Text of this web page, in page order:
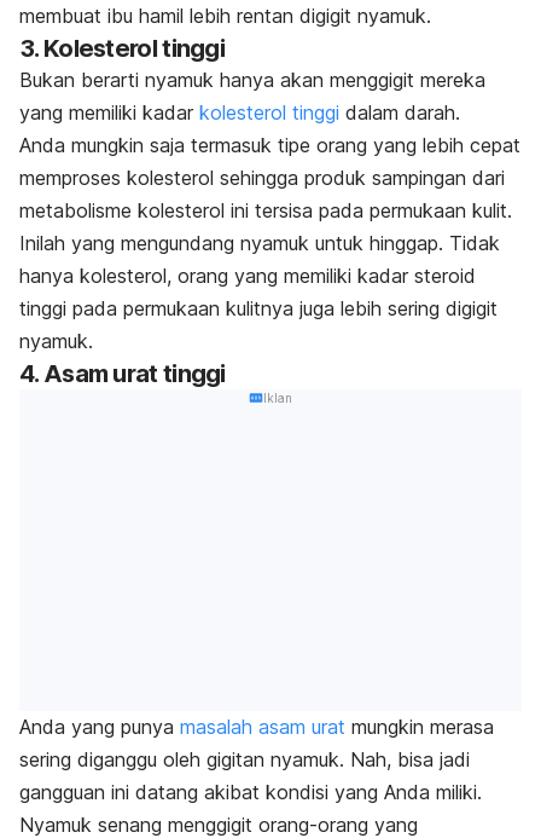
membuat ibu hamil lebih rentan digigit nyamuk.
3. Kolesterol tinggi
Bukan berarti nyamuk hanya akan menggigit mereka
yang memiliki kadar kolesterol tinggi dalam darah.
Anda mungkin saja termasuk tipe orang yang lebih cepat
memproses kolesterol sehingga produk sampingan dari
metabolisme kolesterol ini tersisa pada permukaan kulit.
Inilah yang mengundang nyamuk untuk hinggap. Tidak
hanya kolesterol, orang yang memiliki kadar steroid
tinggi pada permukaan kulitnya juga lebih sering digigit
nyamuk.
4. Asam urat tinggi
Iklan
Anda yang punya masalah asam urat mungkin merasa
sering diganggu oleh gigitan nyamuk. Nah, bisa jadi
gangguan ini datang akibat kondisi yang Anda miliki.
Nyamuk senang menggigit orang-orang yang